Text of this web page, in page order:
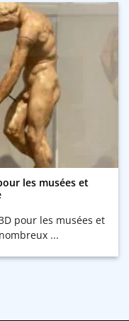
les musées et
pour les musées et
...